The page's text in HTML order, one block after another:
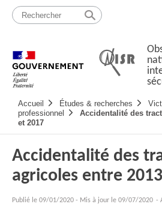
Passer
contenu
principale
Accueil Études & recherches
professionnel
Accidentalité des
et 2017
Accidentalité des
agricoles entre
Publié le 09/01/2020 - Mis à jour le 09/07/2020 -